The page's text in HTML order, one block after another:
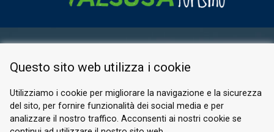
PRIVACY POLICY
© 2026 Valle di Susa
Questo sito web utilizza i cookie
Utilizziamo i cookie per migliorare la navigazione e la sicurezza
del sito, per fornire funzionalità dei social media e per
analizzare il nostro traffico. Acconsenti ai nostri cookie se